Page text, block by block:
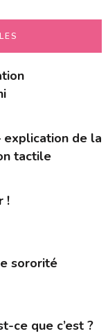
explication de la
tactile
!
sororité
ce que c’est ?